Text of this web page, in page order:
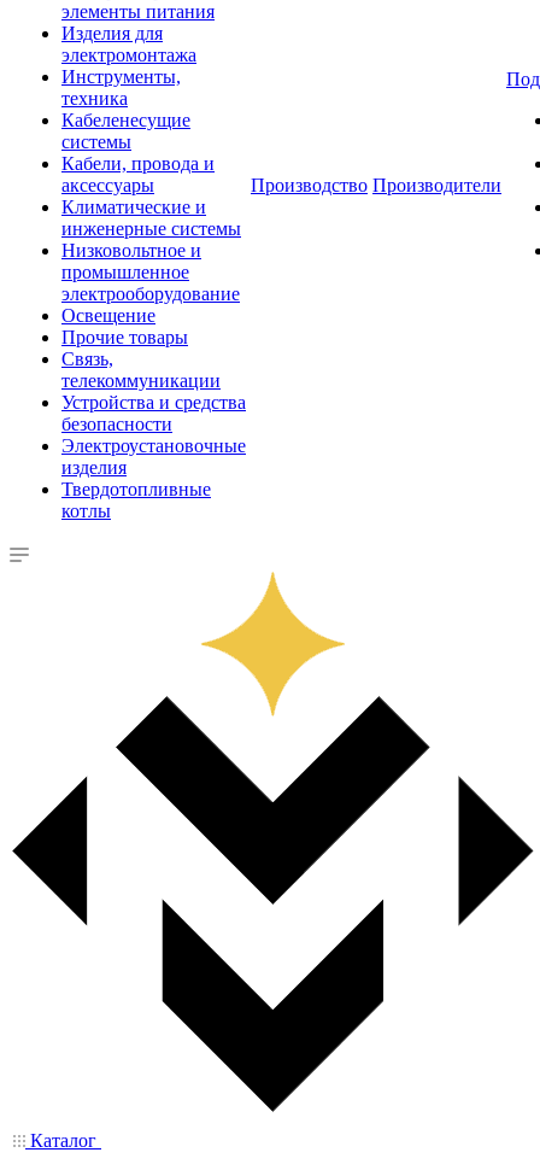
элементы питания
Изделия для
электромонтажа
Инструменты,
техника
Кабеленесущие
системы
Кабели, провода и
аксессуары
Климатические и
инженерные системы
Низковольтное и
промышленное
электрооборудование
Освещение
Прочие товары
Связь,
телекоммуникации
Устройства и средства
безопасности
Электроустановочные
изделия
Твердотопливные
котлы
Производство Производители
Каталог